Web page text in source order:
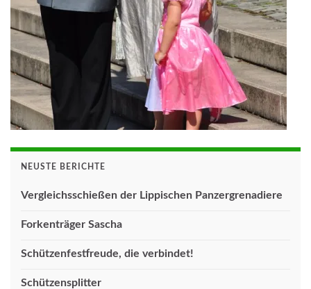
NEUSTE BERICHTE
Vergleichsschießen der Lippischen Panzergrenadiere
Forkenträger Sascha
Schützenfestfreude, die verbindet!
Schützensplitter